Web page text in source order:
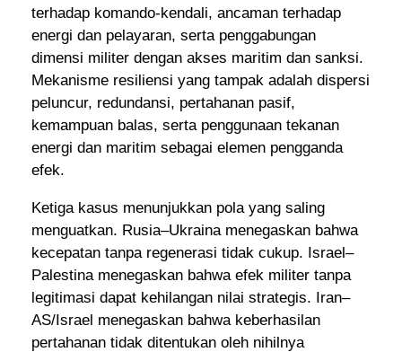
terhadap komando-kendali, ancaman terhadap
energi dan pelayaran, serta penggabungan
dimensi militer dengan akses maritim dan sanksi.
Mekanisme resiliensi yang tampak adalah dispersi
peluncur, redundansi, pertahanan pasif,
kemampuan balas, serta penggunaan tekanan
energi dan maritim sebagai elemen pengganda
efek.
Ketiga kasus menunjukkan pola yang saling
menguatkan. Rusia–Ukraina menegaskan bahwa
kecepatan tanpa regenerasi tidak cukup. Israel–
Palestina menegaskan bahwa efek militer tanpa
legitimasi dapat kehilangan nilai strategis. Iran–
AS/Israel menegaskan bahwa keberhasilan
pertahanan tidak ditentukan oleh nihilnya